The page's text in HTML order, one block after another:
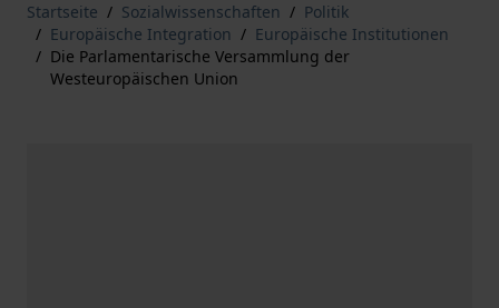
Startseite / Sozialwissenschaften / Politik
/ Europäische Integration / Europäische Institutionen
/ Die Parlamentarische Versammlung der
Westeuropäischen Union